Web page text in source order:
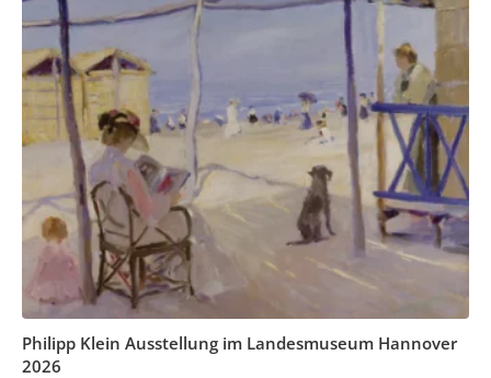
Philipp Klein Ausstellung im Landesmuseum Hannover
2026